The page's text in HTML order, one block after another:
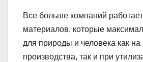
Все больше компаний
материалов, которые
для природы и человека как на
производства, так и при